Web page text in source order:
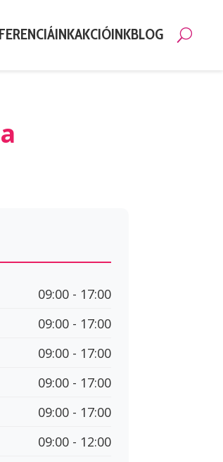
AKCIÓINKBLOG
09:00 - 17:00
09:00 - 17:00
09:00 - 17:00
09:00 - 17:00
09:00 - 17:00
09:00 - 12:00